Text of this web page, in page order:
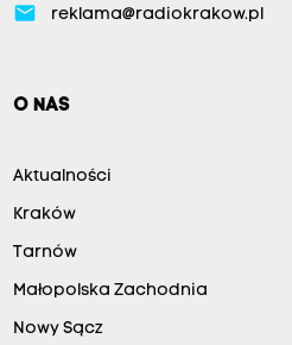
email reklama@radiokrakow.pl
O NAS
Aktualności
Kraków
Tarnów
Małopolska Zachodnia
Nowy Sącz